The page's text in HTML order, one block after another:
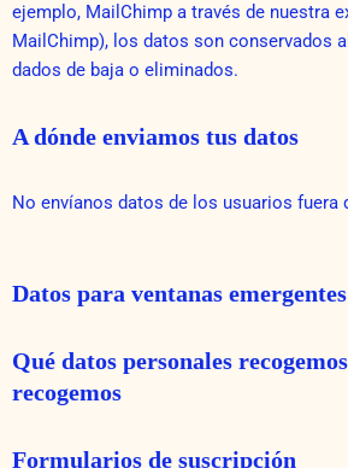
ejemplo, MailChimp a través de nuestra
MailChimp), los datos son conservados
dados de baja o eliminados.
A dónde enviamos tus datos
No envíanos datos de los usuarios fuera
Datos para ventanas
Qué datos personales
recogemos
Formularios de suscripción